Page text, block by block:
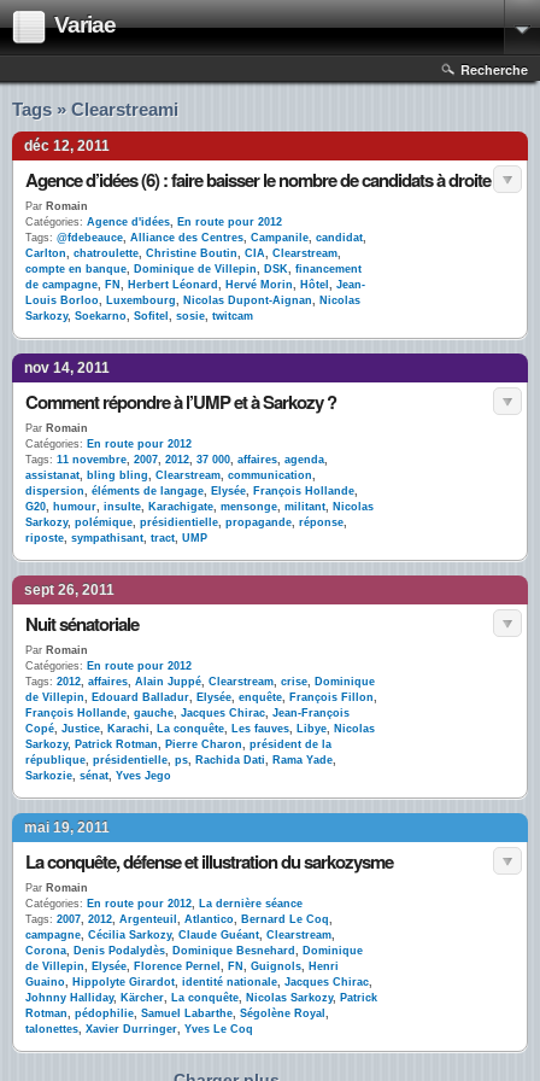
Variae
Recherche
Tags » Clearstreami
déc 12, 2011
Agence d’idées (6) : faire baisser le nombre de candidats à droite
Par Romain
Catégories: Agence d'idées, En route pour 2012
Tags: @fdebeauce, Alliance des Centres, Campanile, candidat,
Carlton, chatroulette, Christine Boutin, CIA, Clearstream,
compte en banque, Dominique de Villepin, DSK, financement
de campagne, FN , Herbert Léonard , Hervé Morin, Hôtel , Jean-
Louis Borloo, Luxembourg, Nicolas Dupont-Aignan, Nicolas
Sarkozy, Soekarno, Sofitel , sosie, twitcam
nov 14, 2011
Comment répondre à l’UMP et à Sarkozy ?
Par Romain
Catégories: En route pour 2012
Tags: 11 novembre, 2007, 2012, 37 000, affaires, agenda,
assistanat, bling bling, Clearstream, communication,
dispersion, éléments de langage, Elysée, François Hollande,
G20, humour, insulte, Karachigate, mensonge, militant, Nicolas
Sarkozy, polémique, présidientielle, propagande, réponse,
riposte, sympathisant, tract, UMP
sept 26, 2011
Nuit sénatoriale
Par Romain
Catégories: En route pour 2012
Tags: 2012, affaires, Alain Juppé, Clearstream, crise, Dominique
de Villepin, Edouard Balladur, Elysée, enquête, François Fillon,
François Hollande, gauche, Jacques Chirac, Jean-François
Copé, Justice, Karachi, La conquête, Les fauves, Libye, Nicolas
Sarkozy, Patrick Rotman, Pierre Charon, président de la
république, présidentielle, ps, Rachida Dati, Rama Yade,
Sarkozie, sénat, Yves Jego
mai 19, 2011
La conquête, défense et illustration du sarkozysme
Par Romain
Catégories: En route pour 2012, La dernière séance
Tags: 2007, 2012, Argenteuil , Atlantico, Bernard Le Coq,
campagne, Cécilia Sarkozy, Claude Guéant, Clearstream,
Corona, Denis Podalydès, Dominique Besnehard , Dominique
de Villepin, Elysée, Florence Pernel , FN , Guignols, Henri
Guaino, Hippolyte Girardot, identité nationale, Jacques Chirac,
Johnny Halliday, Kärcher, La conquête, Nicolas Sarkozy, Patrick
Rotman, pédophilie, Samuel Labarthe, Ségolène Royal ,
talonettes, Xavier Durringer, Yves Le Coq